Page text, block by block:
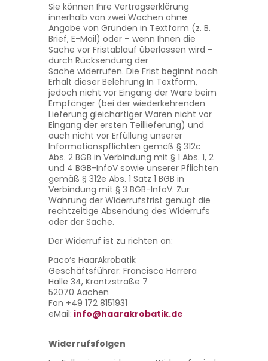
Sie können Ihre Vertragserklärung
innerhalb von zwei Wochen ohne
Angabe von Gründen in Textform (z. B.
Brief, E-Mail) oder – wenn Ihnen die
Sache vor Fristablauf überlassen wird –
durch Rücksendung der
Sache widerrufen. Die Frist beginnt nach
Erhalt dieser Belehrung In Textform,
jedoch nicht vor Eingang der Ware beim
Empfänger (bei der wiederkehrenden
Lieferung gleichartiger Waren nicht vor
Eingang der ersten Teillieferung) und
auch nicht vor Erfüllung unserer
Informationspflichten gemäß § 312c
Abs. 2 BGB in Verbindung mit § 1 Abs. 1, 2
und 4 BGB-InfoV sowie unserer Pflichten
gemäß § 312e Abs. 1 Satz 1 BGB in
Verbindung mit § 3 BGB-InfoV. Zur
Wahrung der Widerrufsfrist genügt die
rechtzeitige Absendung des Widerrufs
oder der Sache.
Der Widerruf ist zu richten an:
Paco’s HaarAkrobatik
Geschäftsführer: Francisco Herrera
Halle 34, Krantzstraße 7
52070 Aachen
Fon +49 172 8151931
eMail: info@haarakrobatik.de
Widerrufsfolgen